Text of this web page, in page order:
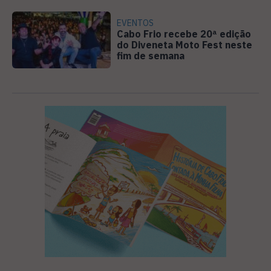
EVENTOS
Cabo Frio recebe 20ª edição
do Diveneta Moto Fest neste
fim de semana